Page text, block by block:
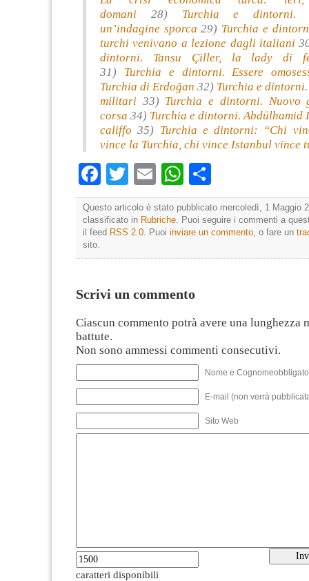
domani 28) Turchia e dintorni.
un’indagine sporca 29) Turchia e
turchi venivano a lezione dagli italiani
dintorni. Tansu Çiller, la lady di
31) Turchia e dintorni. Essere
Turchia di Erdoğan 32) Turchia e
militari 33) Turchia e dintorni. Nuovo
corsa 34) Turchia e dintorni. Abdülhamid
califfo 35) Turchia e dintorni: “Chi
vince la Turchia, chi vince Istanbul vince
Facebook
Twitter
EmailWhatsApp
Questo articolo è stato pubblicato mercoledì, 1 Maggio
classificato in Rubriche . Puoi seguire i commenti a
il feed RSS 2.0 . Puoi inviare un commento , o fare un
sito.
Scrivi un commento
Ciascun commento potrà avere una lunghezza
battute.
Non sono ammessi commenti consecutivi.
Nome e
E-mail (non verrà
Sito Web
caratteri disponibili